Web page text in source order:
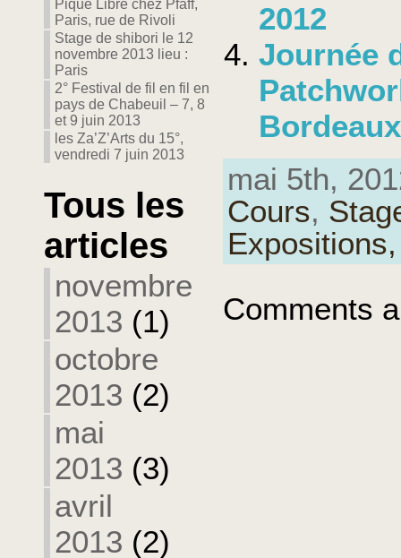
Pique Libre chez Pfaff,
Paris, rue de Rivoli
Stage de shibori le 12
novembre 2013 lieu :
Paris
2° Festival de fil en fil en
pays de Chabeuil – 7, 8
et 9 juin 2013
les Za’Z’Arts du 15°,
vendredi 7 juin 2013
Tous les
articles
novembre
2013 (1)
octobre
2013 (2)
mai
2013 (3)
avril
2013 (2)
2012
Journée
mai 5th,
Cours,
Comments